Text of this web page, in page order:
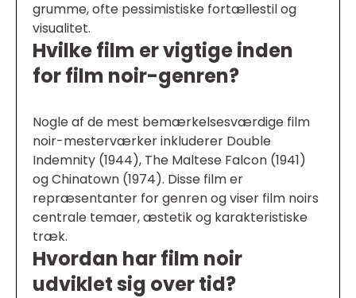
grumme, ofte pessimistiske fortællestil og
visualitet.
Hvilke film er vigtige inden
for film noir-genren?
Nogle af de mest bemærkelsesværdige film
noir-mesterværker inkluderer Double
Indemnity (1944), The Maltese Falcon (1941)
og Chinatown (1974). Disse film er
repræsentanter for genren og viser film noirs
centrale temaer, æstetik og karakteristiske
træk.
Hvordan har film noir
udviklet sig over tid?